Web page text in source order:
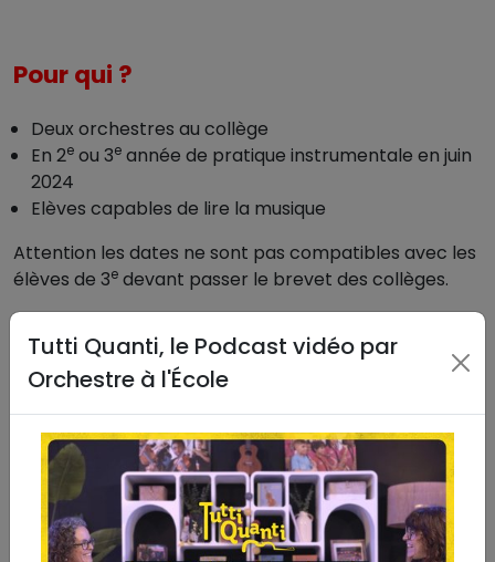
Pour qui ?
Deux orchestres au collège
En 2e ou 3e année de pratique instrumentale en juin
2024
Elèves capables de lire la musique
Attention les dates ne sont pas compatibles avec les
élèves de 3e devant passer le brevet des collèges.
Candidatures jusqu'au dimanche 21 mai 2023
Nous vous recommandons vivement de visionner (lien
ci-dessous) la playlist du projet Dianoura!qui
donne un réel aperçu de ce que représente un tel
projet (interview de musiciens référents, d'enfants, de
Tutti Quanti, le Podcast vidéo par
Orchestre à l'École